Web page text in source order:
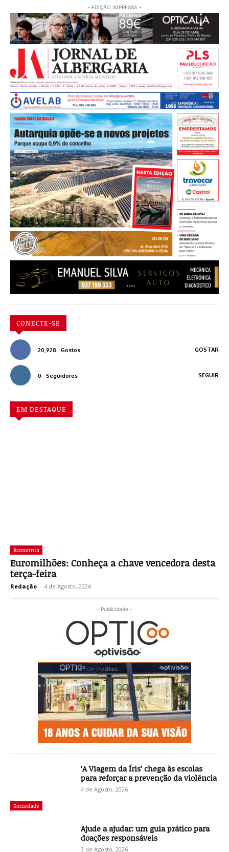
- EDIÇÃO IMPRESSA -
CONECTE-SE
20,928 Gostos GOSTAR
0 Seguidores SEGUIR
EM DESTAQUE
Economia
Euromilhões: Conheça a chave vencedora desta
terça-feira
Redação - 4 de Agosto, 2026
- Publicidade -
Sociedade
‘A Viagem da Íris’ chega às escolas
para reforçar a prevenção da violência
4 de Agosto, 2026
Ajude a ajudar: um guia prático para
doações responsáveis
3 de Agosto, 2026